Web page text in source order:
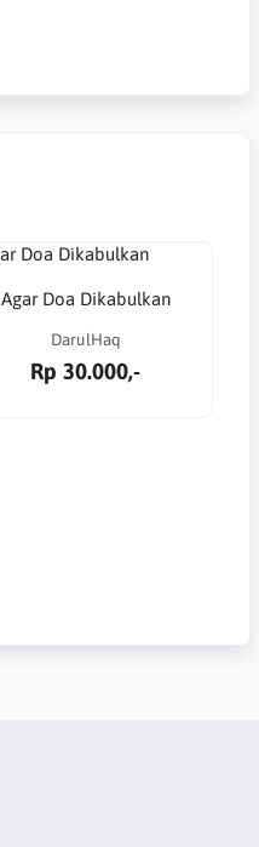
Agar Doa Dikabulkan
DarulHaq
Rp 30.000,-